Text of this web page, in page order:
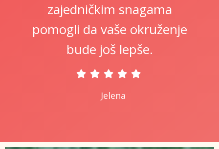
zajedničkim snagama
pomogli da vaše okruženje
bude još lepše.
Jelena